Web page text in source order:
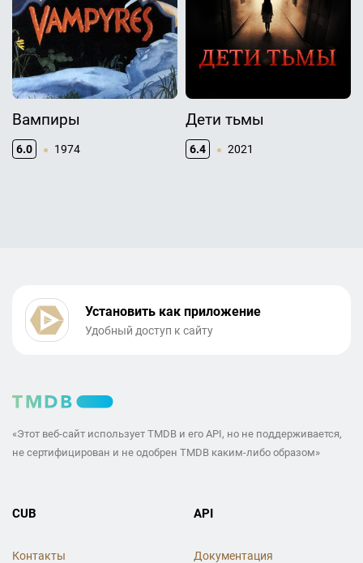
Вампиры
6.0 1974
Дети тьмы
6.4 2021
Установить как приложение
Удобный доступ к сайту
«Этот веб-сайт использует TMDB и его API, но не поддерживается,
не сертифицирован и не одобрен TMDB каким-либо образом»
CUB
Контакты
API
Документация